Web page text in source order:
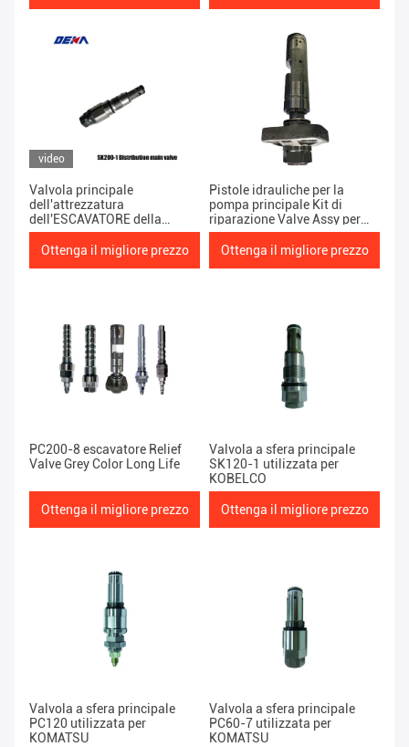
video
Valvola principale
dell'attrezzatura
dell'ESCAVATORE della
pompa a pistone di
distribuzione idraulica
Ottenga il migliore prezzo
Pistole idrauliche per la
pompa principale Kit di
riparazione Valve Assy per
PC360-7
Ottenga il migliore prezzo
PC200-8 escavatore Relief
Valve Grey Color Long Life
Ottenga il migliore prezzo
Valvola a sfera principale
SK120-1 utilizzata per
KOBELCO
Ottenga il migliore prezzo
Valvola a sfera principale
PC120 utilizzata per
KOMATSU
Valvola a sfera principale
PC60-7 utilizzata per
KOMATSU